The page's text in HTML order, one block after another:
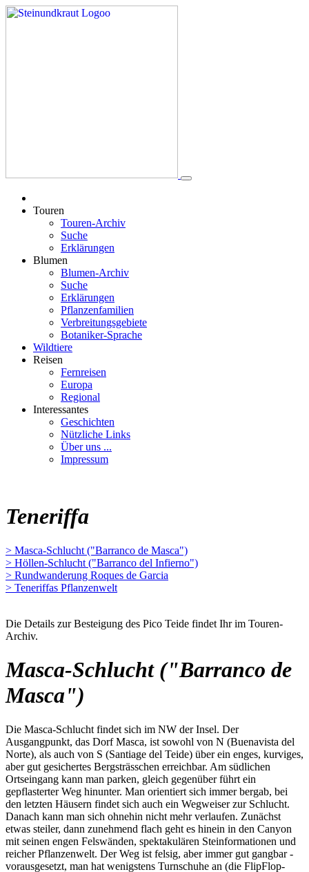
Touren
Touren-Archiv
Suche
Erklärungen
Blumen
Blumen-Archiv
Suche
Erklärungen
Pflanzenfamilien
Verbreitungsgebiete
Botaniker-Sprache
Wildtiere
Reisen
Fernreisen
Europa
Regional
Interessantes
Geschichten
Nützliche Links
Über uns ...
Impressum
Teneriffa
> Masca-Schlucht ("Barranco de Masca")
> Höllen-Schlucht ("Barranco del Infierno")
> Rundwanderung Roques de Garcia
> Teneriffas Pflanzenwelt
Die Details zur Besteigung des Pico Teide findet Ihr im Touren-
Archiv.
Masca-Schlucht ("Barranco de
Masca")
Die Masca-Schlucht findet sich im NW der Insel. Der
Ausgangpunkt, das Dorf Masca, ist sowohl von N (Buenavista del
Norte), als auch von S (Santiage del Teide) über ein enges, kurviges,
aber gut gesichertes Bergsträsschen erreichbar. Am südlichen
Ortseingang kann man parken, gleich gegenüber führt ein
gepflasterter Weg hinunter. Man orientiert sich immer bergab, bei
den letzten Häusern findet sich auch ein Wegweiser zur Schlucht.
Danach kann man sich ohnehin nicht mehr verlaufen. Zunächst
etwas steiler, dann zunehmend flach geht es hinein in den Canyon
mit seinen engen Felswänden, spektakulären Steinformationen und
reicher Pflanzenwelt. Der Weg ist felsig, aber immer gut gangbar -
vorausgesetzt, man hat wenigstens Turnschuhe an (die FlipFlop-